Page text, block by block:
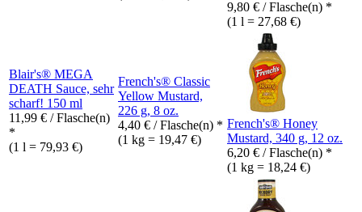
9,80 € / Flasche(n) *
(1 l = 27,68 €)
Blair's® MEGA
DEATH Sauce, sehr
scharf! 150 ml
11,99 € / Flasche(n)
*
(1 l = 79,93 €)
French's® Classic
Yellow Mustard,
226 g, 8 oz.
4,40 € / Flasche(n) *
(1 kg = 19,47 €)
French's® Honey
Mustard, 340 g, 12 oz.
6,20 € / Flasche(n) *
(1 kg = 18,24 €)